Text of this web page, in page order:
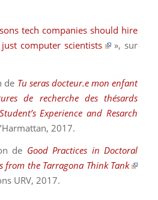
tech companies should hire
computer scientists
», sur
de Tu seras docteur.e mon enfant
de recherche des thésards
Experience and Resarch
2017.
de Good Practices in Doctoral
from the Tarragona Think Tank
URV, 2017.